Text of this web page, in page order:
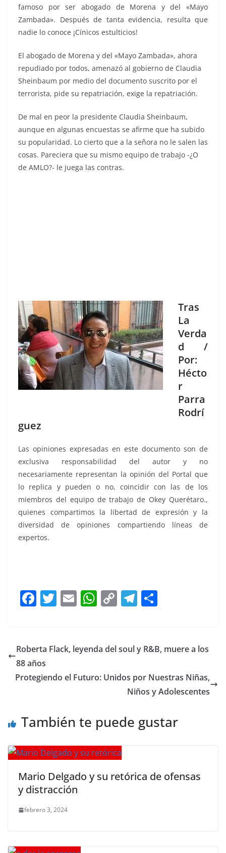
famoso por ser abogado de Morena y del «Mayo
Zambada». Después de tanta evidencia, resulta que
nadie lo conoce ¡Cínicos estulticios!
El abogado de Morena y del «Mayo Zambada», ahora
repudiado por todos, amenazó al gobierno de Claudia
Sheinbaum por medio del documento suscrito por el
terrorista, pide su repatriación, exige la repatriación.
De mal en peor la presidente Claudia Sheinbaum,
aunque en algunas encuestas se afirme que ha subido
su popularidad. Lo cierto que a la señora no le salen las
cosas. Pareciera que su mismo equipo de trabajo -¿O
de AMLO?- le juega las contras.
Tras
La
Verda
d /
Por:
Hécto
r
Parra
Rodrí
guez
Las opiniones expresadas en este documento son de
exclusiva responsabilidad del autor y no
necesariamente representan la opinión del Portal que
lo replica y pueden o no, coincidir con las de los
miembros del equipo de trabajo de Okey Querétaro.,
quienes compartimos la libertad de expresión y la
diversidad de opiniones compartiendo líneas de
expertos.
F
e
b
o
T
er
E
l
W
s
p
C
y
n
T
gr
m
e
Roberta Flack, leyenda del soul y R&B, muere a los
88 años
Protegiendo el Futuro: Unidos por Nuestras Niñas,
Niños y Adolescentes
También te puede gustar
Mario Delgado y su retórica de ofensas
y distracción
febrero 3, 2024